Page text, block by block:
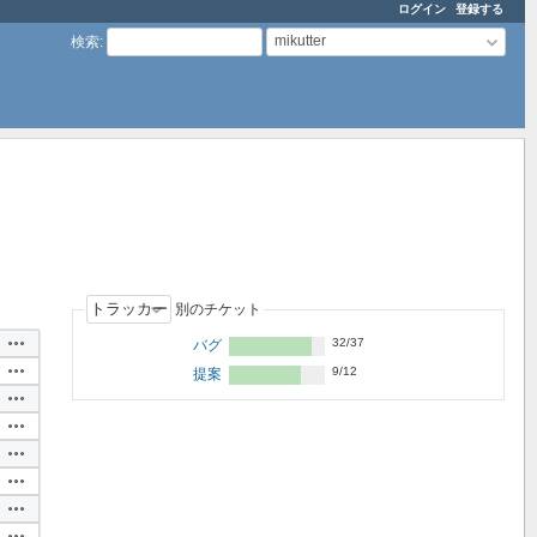
ログイン 登録する
検索: mikutter
別のチケット
バグ 32/37
提案 9/12